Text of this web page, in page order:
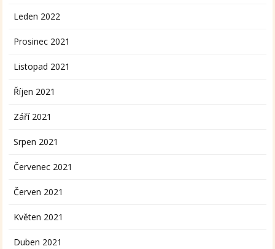
Leden 2022
Prosinec 2021
Listopad 2021
Říjen 2021
Září 2021
Srpen 2021
Červenec 2021
Červen 2021
Květen 2021
Duben 2021